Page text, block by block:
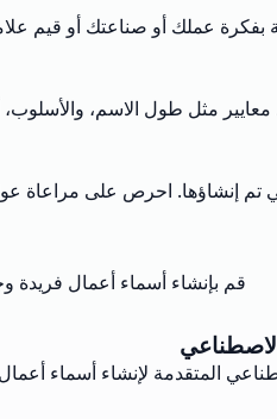
بفكرة عملك أو صناعتك أو قيم
مثل طول الاسم، والأسلوب، أو
إنشاؤها. احرص على مراعاة
قم بإنشاء أسماء أعمال فريدة
المتقدمة لإنشاء أسماء